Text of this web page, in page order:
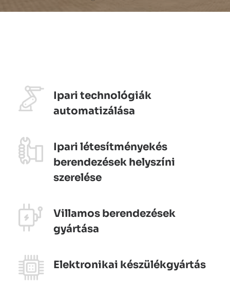
Ipari technológiák
automatizálása
Ipari létesítményekés
berendezések helyszíni
szerelése
Villamos berendezések
gyártása
Elektronikai készülékgyártás